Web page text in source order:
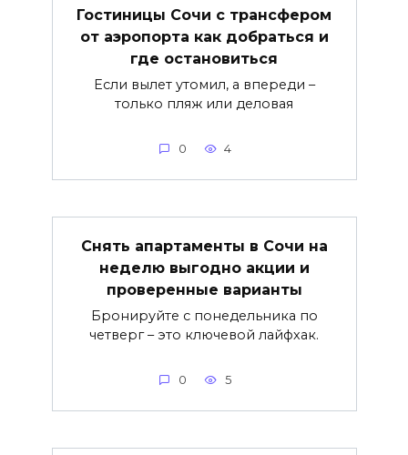
Гостиницы Сочи с трансфером
от аэропорта как добраться и
где остановиться
Если вылет утомил, а впереди –
только пляж или деловая
0 4
Снять апартаменты в Сочи на
неделю выгодно акции и
проверенные варианты
Бронируйте с понедельника по
четверг – это ключевой лайфхак.
0 5